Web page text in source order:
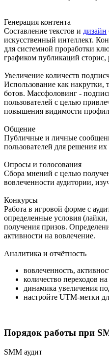
Генерация контента
Составление текстов и дизайн
искусственный интеллект.
для системной проработки
графиком публикаций сторис,
Увеличение количеств
Использование как накрутки,
ботов. Массфоловинг -
пользователей с целью
повышения видимости
Общение
Публичные и личные
пользователей для решения
Опросы и голосования
Сбора мнений с целью
вовлеченности аудитории,
Конкурсы
Работа в игровой форме с
определенные условия
получения призов.
активности на вовлечение.
Аналитика и отчётность
вовлеченность,
количество переходов
динамика увеличения
настройте UTM-метки
Порядок работы при
SMM аудит